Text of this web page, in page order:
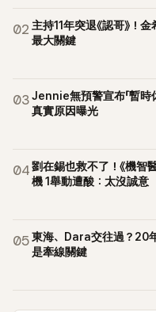
02 主持11年突退《認哥》
最大關鍵
03Jennie無預警宣布「暫時
真實原因曝光
04劉在錫也救不了！《機智
機 1舉動遭酸：太沒誠意
05東海、Dara交往過？20
是牽線關鍵